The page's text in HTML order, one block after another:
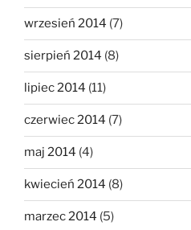
wrzesień 2014 (7)
sierpień 2014 (8)
lipiec 2014 (11)
czerwiec 2014 (7)
maj 2014 (4)
kwiecień 2014 (8)
marzec 2014 (5)